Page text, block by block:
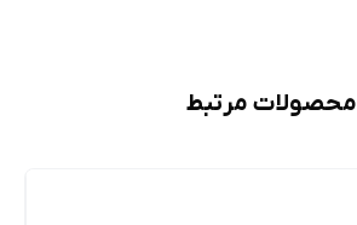
محصولات مرتبط